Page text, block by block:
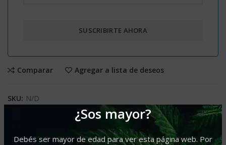
¿Sos mayor?
Debés ser mayor de edad para ver esta página web. Por
Comparar Agregar a lista de deseos
SKU: N/D
Predominancia Indica , Produccion L , Sabor Dulce
Sabor Floral